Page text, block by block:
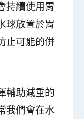
持續使用胃
球放置於胃
止可能的併
輔助減重的
我們會在水